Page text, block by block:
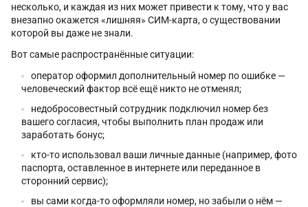
несколько, и каждая из них может привести к тому, что у вас
внезапно окажется «лишняя» СИМ-карта, о существовании
которой вы даже не знали.
Вот самые распространённые ситуации:
оператор оформил дополнительный номер по ошибке —
человеческий фактор всё ещё никто не отменял;
недобросовестный сотрудник подключил номер без
вашего согласия, чтобы выполнить план продаж или
заработать бонус;
кто-то использовал ваши личные данные (например, фото
паспорта, оставленное в интернете или переданное в
сторонний сервис);
вы сами когда-то оформляли номер, но забыли о нём —